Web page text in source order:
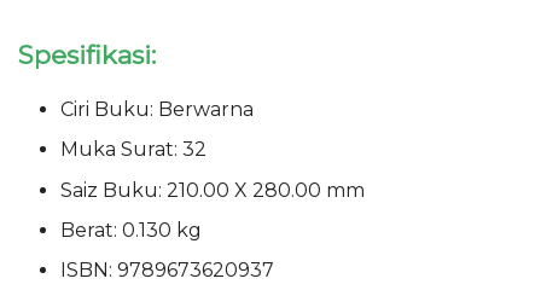
Spesifikasi:
Ciri Buku: Berwarna
Muka Surat: 32
Saiz Buku: 210.00 X 280.00 mm
Berat: 0.130 kg
ISBN: 9789673620937